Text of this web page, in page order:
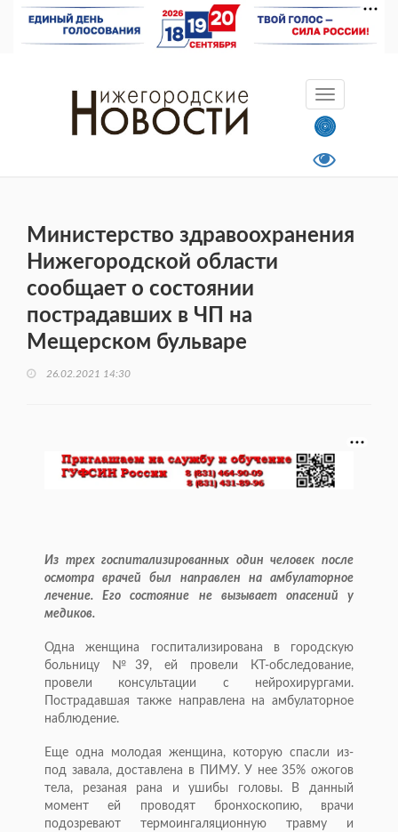
Министерство здравоохранения
Нижегородской области
сообщает о состоянии
пострадавших в ЧП на
Мещерском бульваре
26.02.2021 14:30
Из трех госпитализированных один человек после
осмотра врачей был направлен на амбулаторное
лечение. Его состояние не вызывает опасений у
медиков.
Одна женщина госпитализирована в городскую
больницу №39, ей провели КТ-обследование,
провели консультации с нейрохирургами.
Пострадавшая также направлена на амбулаторное
наблюдение.
Еще одна молодая женщина, которую спасли из-
под завала, доставлена в ПИМУ. У нее 35% ожогов
тела, резаная рана и ушибы головы. В данный
момент ей проводят бронхоскопию, врачи
подозревают термоингаляционную травму и